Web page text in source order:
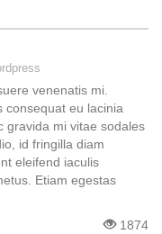
venenatis mi.
eu lacinia
gravida mi vitae sodales
id fringilla diam
eleifend iaculis
Etiam egestas
1874